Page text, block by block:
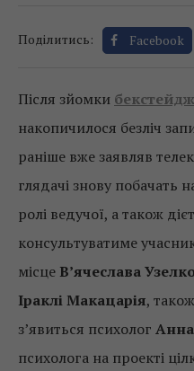
Поділитись: Facebook
Після зйомки
накопичилося безліч
раніше вже заявляв
глядачі знову побачать
ролі ведучої, а також
консультуватиме
місце В’ячеслава
Іраклі Макацарія,
з’явиться психолог
психолога на проекті